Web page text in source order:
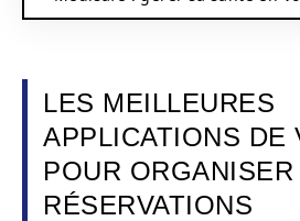
LES MEILLEURES
APPLICATIONS DE
POUR
RÉSERVATIONS